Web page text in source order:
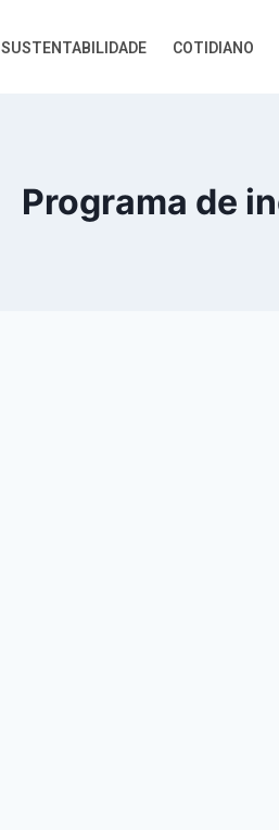
SUSTENTABILIDADE COTIDIANO
Programa de